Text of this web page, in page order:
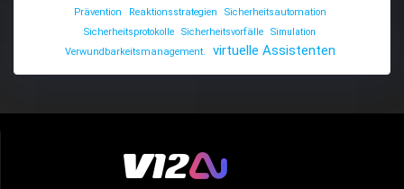
Prävention
Reaktionsstrategien
Sicherheitsautomation
Sicherheitsprotokolle
Sicherheitsvorfälle
Simulation
Verwundbarkeitsmanagement.
virtuelle Assistenten